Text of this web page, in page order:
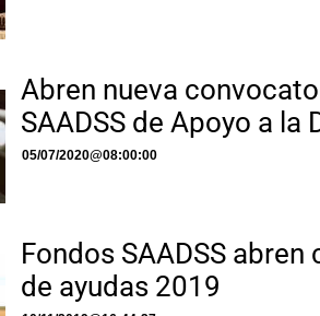
Abren nueva
SAADSS de Apoyo a la
05/07/2020@08:00:00
Fondos SAADSS
de ayudas 2019